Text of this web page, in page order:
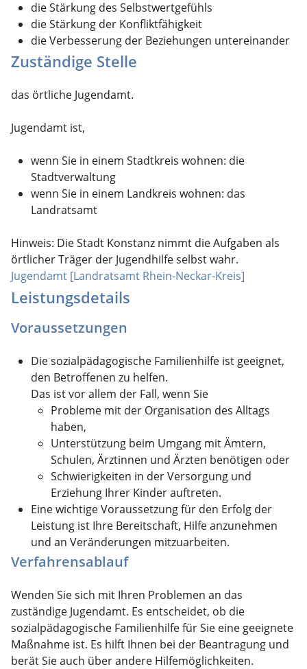
die Stärkung des Selbstwertgefühls
die Stärkung der Konfliktfähigkeit
die Verbesserung der Beziehungen untereinander
Zuständige Stelle
das örtliche Jugendamt.
Jugendamt ist,
wenn Sie in einem Stadtkreis wohnen: die
Stadtverwaltung
wenn Sie in einem Landkreis wohnen: das
Landratsamt
Hinweis: Die Stadt Konstanz nimmt die Aufgaben als
örtlicher Träger der Jugendhilfe selbst wahr.
Jugendamt [Landratsamt Rhein-Neckar-Kreis]
Leistungsdetails
Voraussetzungen
Die sozialpädagogische Familienhilfe ist geeignet,
den Betroffenen zu helfen.
Das ist vor allem der Fall, wenn Sie
Probleme mit der Organisation des Alltags
haben,
Unterstützung beim Umgang mit Ämtern,
Schulen, Ärztinnen und Ärzten benötigen oder
Schwierigkeiten in der Versorgung und
Erziehung Ihrer Kinder auftreten.
Eine wichtige Voraussetzung für den Erfolg der
Leistung ist Ihre Bereitschaft, Hilfe anzunehmen
und an Veränderungen mitzuarbeiten.
Verfahrensablauf
Wenden Sie sich mit Ihren Problemen an das
zuständige Jugendamt. Es entscheidet, ob die
sozialpädagogische Familienhilfe für Sie eine geeignete
Maßnahme ist. Es hilft Ihnen bei der Beantragung und
berät Sie auch über andere Hilfemöglichkeiten.